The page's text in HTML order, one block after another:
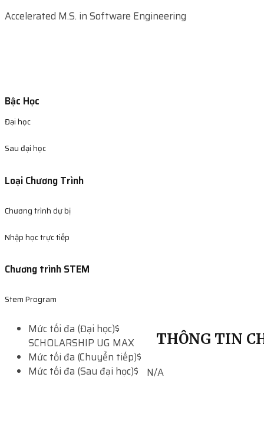
Bậc Học
Đại học
Sau đại học
Loại Chương Trình
Chương trình dự bị
Nhập học trực tiếp
Chương trình STEM
Stem Program
Accelerated M.S. in Software Engineering
Mức tối đa (Đại học)$
SCHOLARSHIP UG MAX
Mức tối đa (Chuyển tiếp)$
Mức tối đa (Sau đại học)$
THÔNG TIN
N/A